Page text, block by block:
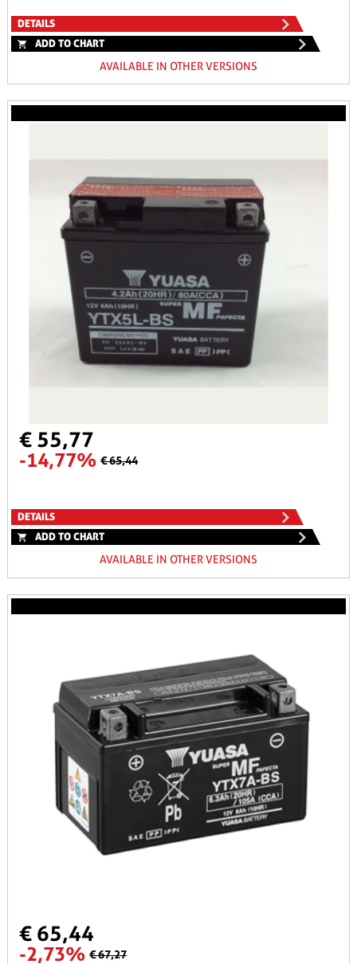
DETAILS
ADD TO CHART
AVAILABLE IN OTHER VERSIONS
€ 55,77
-14,77% € 65,44
DETAILS
ADD TO CHART
AVAILABLE IN OTHER VERSIONS
€ 65,44
-2,73% € 67,27